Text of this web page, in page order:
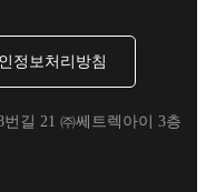
정보처리방침
길 21 ㈜쎄트렉아이 3층